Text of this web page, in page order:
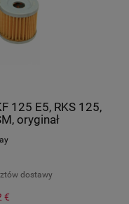
125 E5, RKS 125,
oryginał
dostawy
€